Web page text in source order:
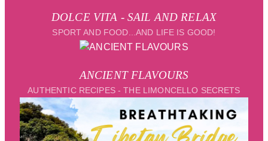
DOLCE VITA - SAIL AND RELAX
SPORT AND FOOD...AND LIFE IS GOOD!
ANCIENT FLAVOURS
AUTHENTIC RECIPES - THE LIMONCELLO SECRETS